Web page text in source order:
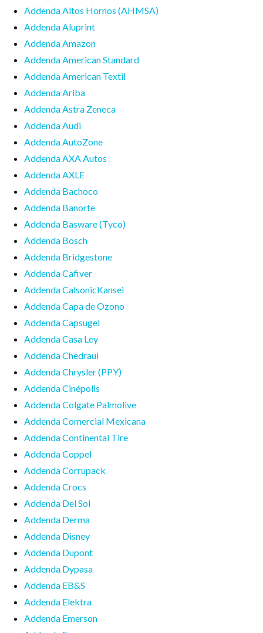
Addenda Altos Hornos (AHMSA)
Addenda Aluprint
Addenda Amazon
Addenda American Standard
Addenda American Textil
Addenda Ariba
Addenda Astra Zeneca
Addenda Audi
Addenda AutoZone
Addenda AXA Autos
Addenda AXLE
Addenda Bachoco
Addenda Banorte
Addenda Basware (Tyco)
Addenda Bosch
Addenda Bridgestone
Addenda Cafiver
Addenda CalsonicKansei
Addenda Capa de Ozono
Addenda Capsugel
Addenda Casa Ley
Addenda Chedraui
Addenda Chrysler (PPY)
Addenda Cinépolis
Addenda Colgate Palmolive
Addenda Comercial Mexicana
Addenda Continental Tire
Addenda Coppel
Addenda Corrupack
Addenda Crocs
Addenda Del Sol
Addenda Derma
Addenda Disney
Addenda Dupont
Addenda Dypasa
Addenda EB&S
Addenda Elektra
Addenda Emerson